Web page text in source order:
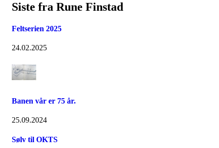
Siste fra Rune Finstad
Feltserien 2025
24.02.2025
Banen vår er 75 år.
25.09.2024
Sølv til OKTS